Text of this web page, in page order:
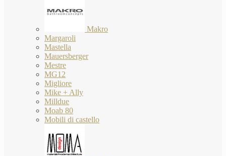
Makro
Margaroli
Mastella
Mauersberger
Mestre
MG12
Migliore
Mike + Ally
Milldue
Moab 80
Mobili di castello